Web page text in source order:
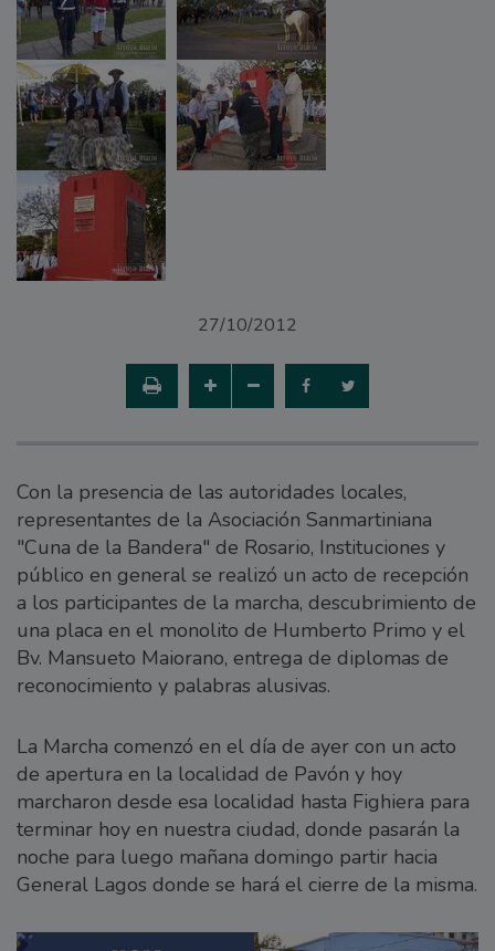
27/10/2012
Con la presencia de las autoridades locales,
representantes de la Asociación Sanmartiniana
"Cuna de la Bandera" de Rosario, Instituciones y
público en general se realizó un acto de recepción
a los participantes de la marcha, descubrimiento de
una placa en el monolito de Humberto Primo y el
Bv. Mansueto Maiorano, entrega de diplomas de
reconocimiento y palabras alusivas.
La Marcha comenzó en el día de ayer con un acto
de apertura en la localidad de Pavón y hoy
marcharon desde esa localidad hasta Fighiera para
terminar hoy en nuestra ciudad, donde pasarán la
noche para luego mañana domingo partir hacia
General Lagos donde se hará el cierre de la misma.